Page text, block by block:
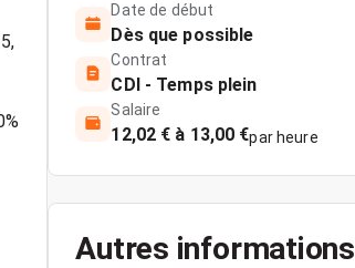
Date de début
Dès que possible
Contrat
CDI - Temps plein
Salaire
12,02 € à 13,00 €par heure
Autres informations